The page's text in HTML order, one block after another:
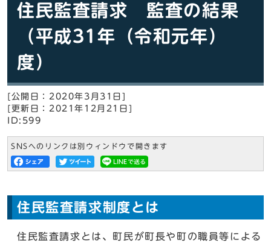
住民監査請求 監査の結果
（平成31年（令和元年）
度）
[公開日：2020年3月31日]
[更新日：2021年12月21日]
ID:599
SNSへのリンクは別ウィンドウで開きます
住民監査請求制度とは
住民監査請求とは、町民が町長や町の職員等による